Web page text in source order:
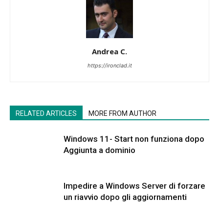
Andrea C.
https://ironclad.it
RELATED ARTICLES MORE FROM AUTHOR
Windows 11- Start non funziona dopo
Aggiunta a dominio
Impedire a Windows Server di forzare
un riavvio dopo gli aggiornamenti